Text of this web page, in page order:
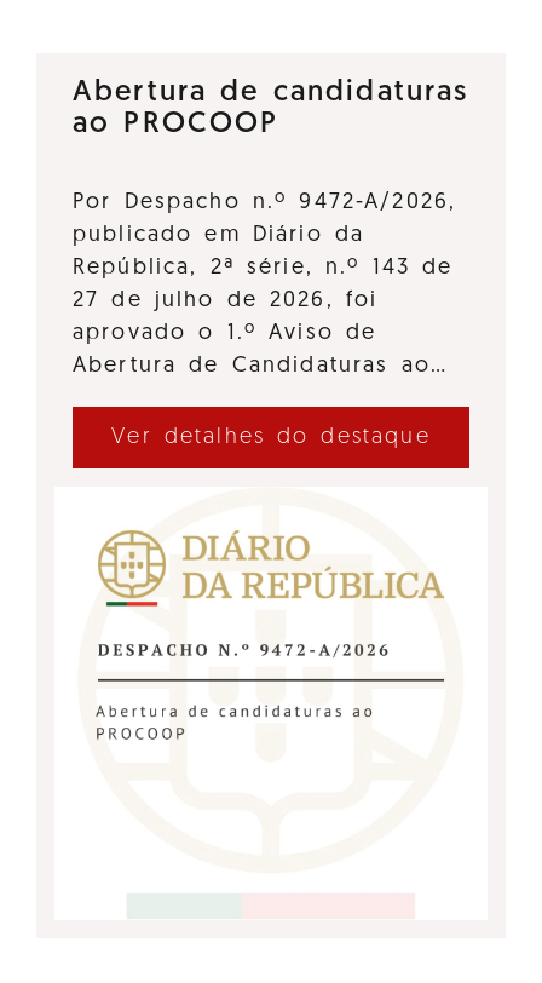
Abertura de candidaturas
ao PROCOOP
Por Despacho n.º 9472-A/2026,
publicado em Diário da
República, 2ª série, n.º 143 de
27 de julho de 2026, foi
aprovado o 1.º Aviso de
Abertura de Candidaturas ao…
Ver detalhes do destaque